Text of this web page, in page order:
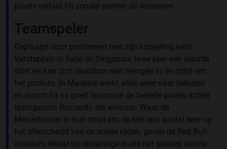
plaats verlaat hij zonder punten de Ardennen.
Teamspeler
Geplaagd door problemen met zijn koppeling kent
Verstappen in Italië en Singapore twee keer een slechte
start en kan zich daardoor niet mengen in de strijd om
het podium. In Maleisië werkt alles weer naar behoren
en scoort hij na goed teamspel de tweede plaats achter
teamgenoot Ricciardo als winnaar. Waar de
Mercedessen in hun strijd om de titel een aantal keer op
het allerscherpt van de snede rijden, geven de Red Bull-
coureurs elkaar bij onderlinge duels net genoeg ruimte.